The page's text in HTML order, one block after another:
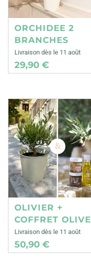
ORCHIDEE 2
BRANCHES
Livraison dès le 11 août
29,90 €
OLIVIER +
COFFRET OLIVE
Livraison dès le 11 août
50,90 €